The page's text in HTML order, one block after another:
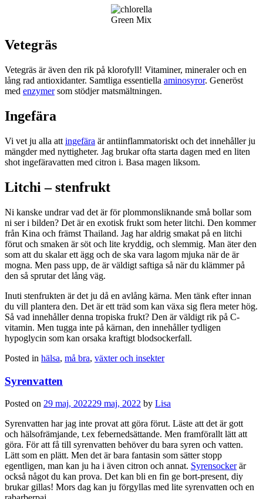
Green Mix
Vetegräs
Vetegräs är även den rik på klorofyll! Vitaminer, mineraler och en
lång rad antioxidanter. Samtliga essentiella aminosyror. Generöst
med enzymersom stödjer matsmältningen.
Ingefära
Vi vet ju alla att ingefära är antiinflammatoriskt och det innehåller ju
mängder med nyttigheter. Jag brukar ofta starta dagen med en liten
shot ingefäravatten med citron i. Basa magen liksom.
Litchi – stenfrukt
Ni kanske undrar vad det är för plommonsliknande små bollar som
ni ser i bilden? Det är en exotisk frukt som heter litchi. Den kommer
från Kina och främst Thailand. Jag har aldrig smakat på en litchi
förut och smaken är söt och lite kryddig, och slemmig. Man äter den
som att du skalar ett ägg och de ska vara lagom mjuka när de är
mogna. Men pass upp, de är väldigt saftiga så när du klämmer på
den så sprutar det lång väg.
Inuti stenfrukten är det ju då en avlång kärna. Men tänk efter innan
du vill plantera den. Det är ett träd som kan växa sig flera meter hög.
Så vad innehåller denna tropiska frukt? Den är väldigt rik på C-
vitamin. Men tugga inte på kärnan, den innehåller tydligen
hypoglycin som kan orsaka kraftigt blodsockerfall.
Posted in hälsa, må bra, växter och insekter
Syrenvatten
Posted on 29 maj, 202229 maj, 2022 by Lisa
Syrenvatten har jag inte provat att göra förut. Läste att det är gott
och hälsofrämjande, t.ex febernedsättande. Men framförallt lätt att
göra. För att få till syrenvatten behöver du bara syren och vatten.
Lätt som en plätt. Men det är bara fantasin som sätter stopp
egentligen, man kan ju ha i även citron och annat. Syrensockerär
också något du kan prova. Det kan bli en fin ge bort-present, diy
brukar gillas! Mors dag kan ju förgyllas med lite syrenvatten och en